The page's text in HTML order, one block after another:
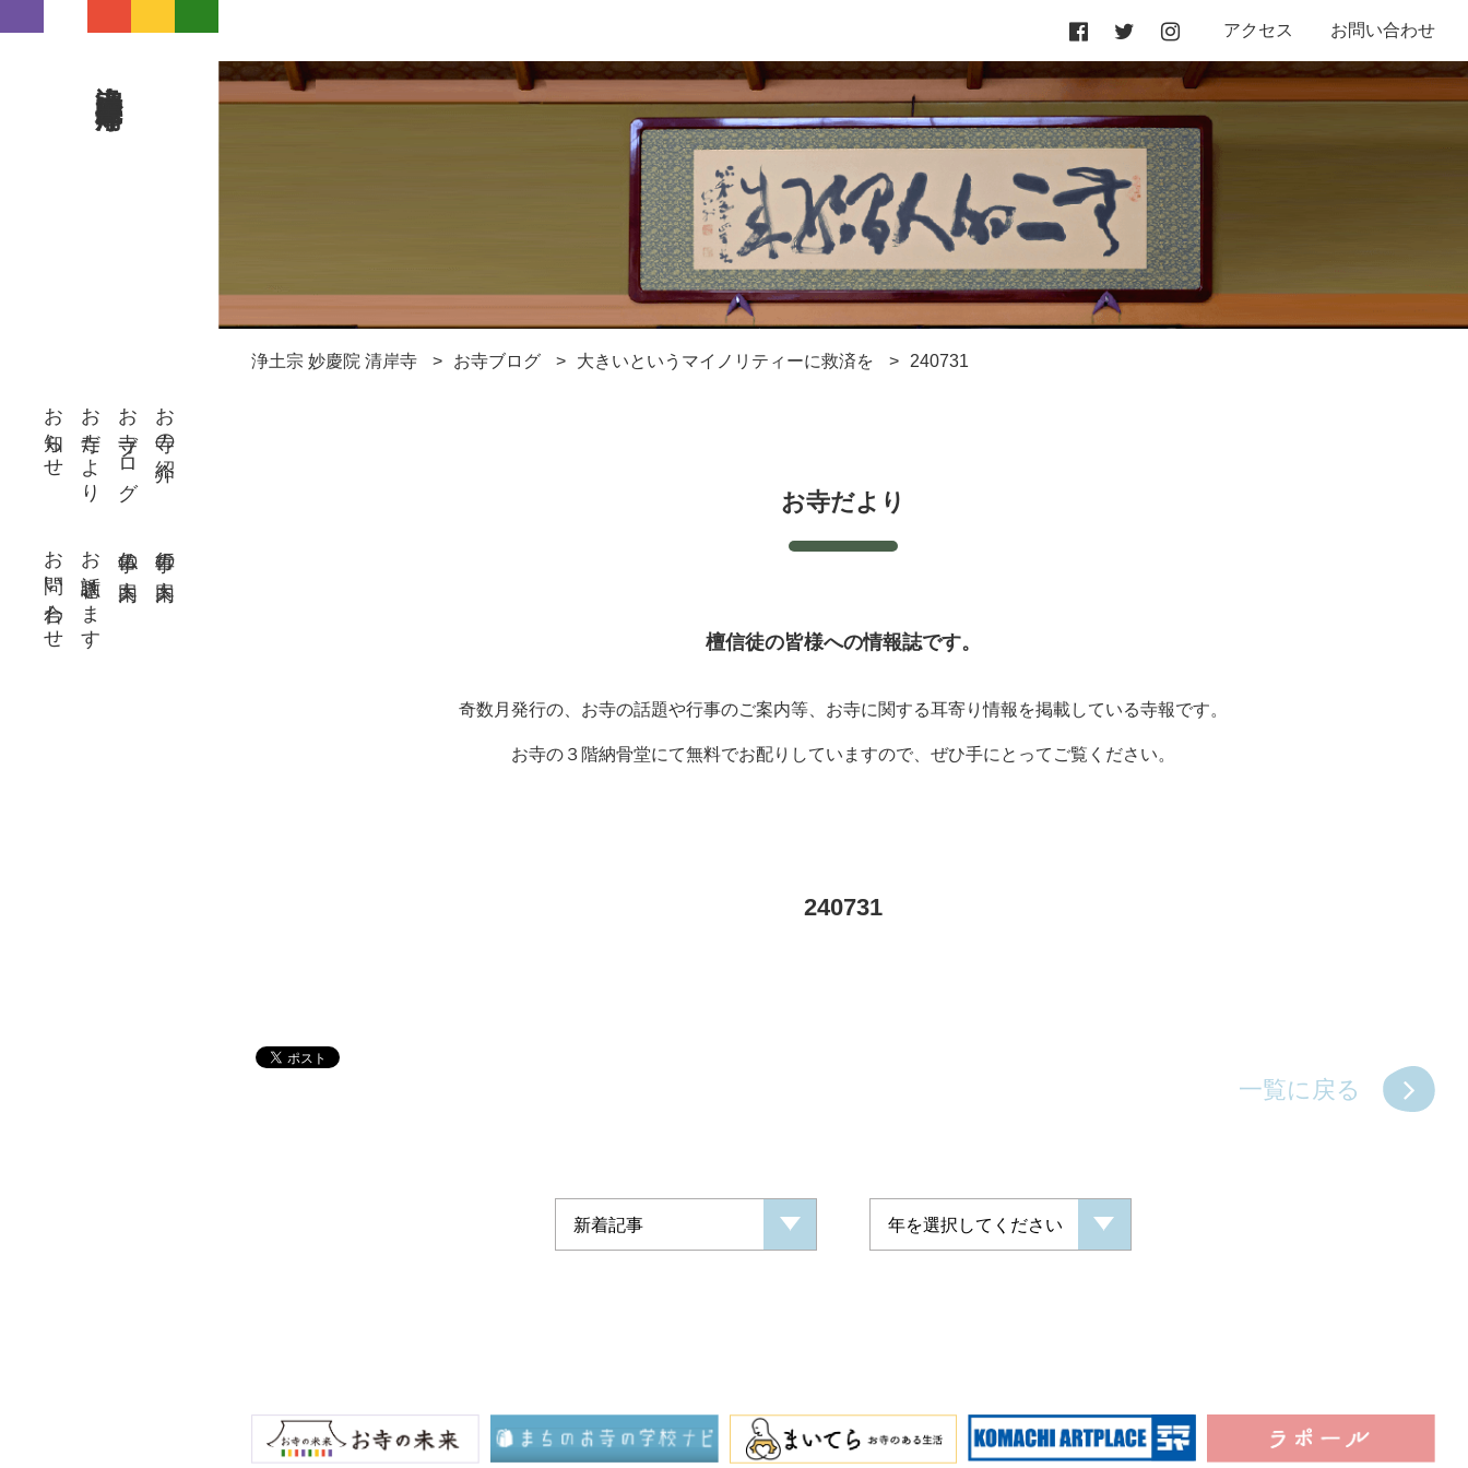
お寺の紹介
お寺ブログ
お寺だより
お知らせ
行事の案内
仏事の案内
お話聴きます
お問い合わせ
アクセス お問い合わせ
浄土宗 妙慶院 清岸寺 お寺ブログ 大きいというマイノリティーに救済を 240731
お寺だより
檀信徒の皆様への情報誌です。
奇数月発行の、お寺の話題や行事のご案内等、お寺に関する耳寄り情報を掲載している寺報です。
お寺の３階納骨堂にて無料でお配りしていますので、ぜひ手にとってご覧ください。
240731
一覧に戻る